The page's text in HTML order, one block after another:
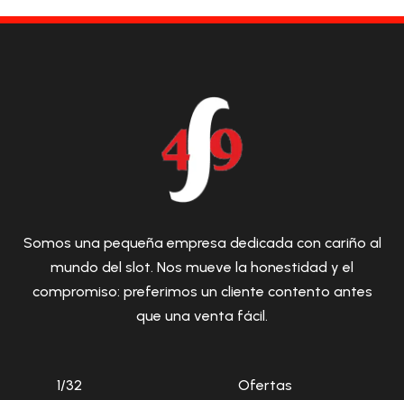
Somos una pequeña empresa dedicada con cariño al
mundo del slot. Nos mueve la honestidad y el
compromiso: preferimos un cliente contento antes
que una venta fácil.
1/32
Ofertas